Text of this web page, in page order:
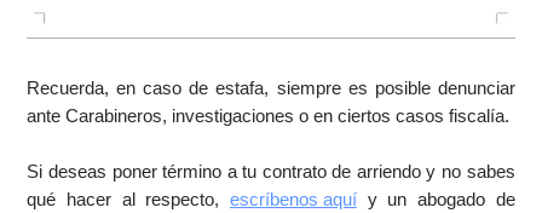
Recuerda, en caso de estafa, siempre es posible denunciar
ante Carabineros, investigaciones o en ciertos casos fiscalía.
Si deseas poner término a tu contrato de arriendo y no sabes
qué hacer al respecto, escríbenos aquíy un abogado de